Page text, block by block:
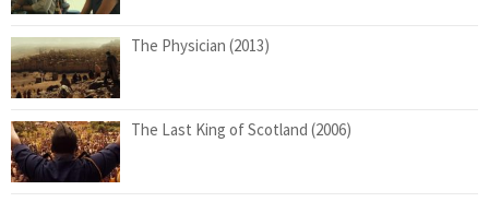
The Physician (2013)
The Last King of Scotland (2006)